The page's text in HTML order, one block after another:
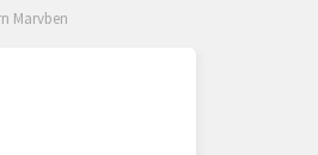
Marvben